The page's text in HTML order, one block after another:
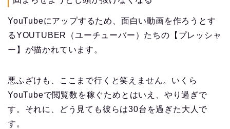
YouTubeにアップするため、面白い動画を作ろうとす
るYOUTUBER（ユーチューバー）たちの【プレッシャ
ー】が描かれています。
悪ふざけも、ここまで行くと笑えません。いくら
YouTubeで閲覧数を稼ぐためとはいえ、やり過ぎで
す。それに、どう見ても彼らは30台を過ぎた大人で
す。